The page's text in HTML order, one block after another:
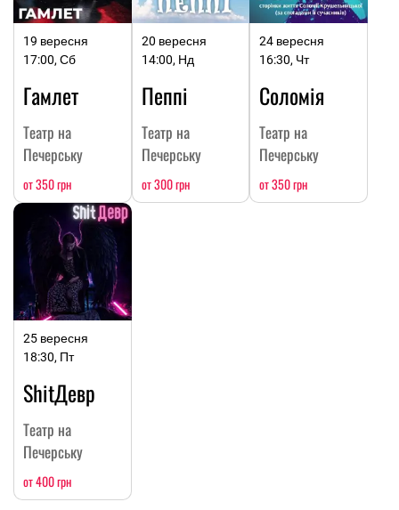
19 вересня
17:00, Сб
Гамлет
Театр на
Печерську
от 350 грн
20 вересня
14:00, Нд
Пеппі
Театр на
Печерську
от 300 грн
24 вересня
16:30, Чт
Соломія
Театр на
Печерську
от 350 грн
25 вересня
18:30, Пт
ShitДевр
Театр на
Печерську
от 400 грн